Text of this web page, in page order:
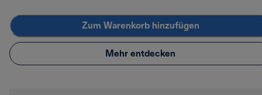
Zum Warenkorb hinzufügen
Mehr entdecken